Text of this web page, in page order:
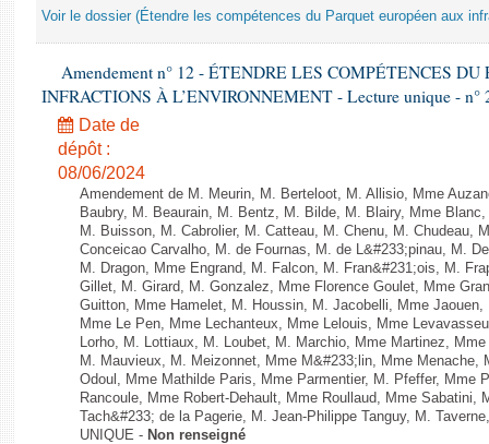
Voir le dossier (Étendre les compétences du Parquet européen aux
Amendement n° 12 - ÉTENDRE LES COMPÉTENCES
INFRACTIONS À L’ENVIRONNEMENT - Lecture unique - n°
Date de
dépôt :
08/06/2024
Amendement de M. Meurin, M. Berteloot, M. Allisio, Mme
Baubry, M. Beaurain, M. Bentz, M. Bilde, M. Blairy, Mme
M. Buisson, M. Cabrolier, M. Catteau, M. Chenu, M. Chudeau,
Conceicao Carvalho, M. de Fournas, M. de L&#233;pinau, M.
M. Dragon, Mme Engrand, M. Falcon, M. Fran&#231;ois, M.
Gillet, M. Girard, M. Gonzalez, Mme Florence Goulet, Mme
Guitton, Mme Hamelet, M. Houssin, M. Jacobelli, Mme
Mme Le Pen, Mme Lechanteux, Mme Lelouis, Mme
Lorho, M. Lottiaux, M. Loubet, M. Marchio, Mme Martinez,
M. Mauvieux, M. Meizonnet, Mme M&#233;lin, Mme Menache,
Odoul, Mme Mathilde Paris, Mme Parmentier, M. Pfeffer, Mme
Rancoule, Mme Robert-Dehault, Mme Roullaud, Mme
Tach&#233; de la Pagerie, M. Jean-Philippe Tanguy, M.
UNIQUE - Non renseigné